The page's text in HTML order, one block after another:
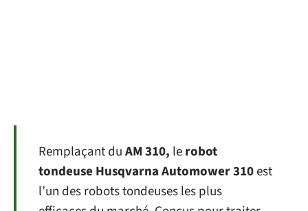
Remplaçant duAM 310, lerobot
tondeuse Husqvarna Automower 310est
l’un des robots tondeuses les plus